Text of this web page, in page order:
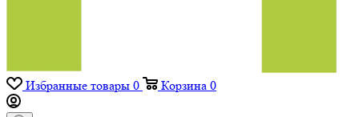
Избранные товары 0 Корзина 0